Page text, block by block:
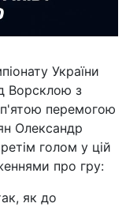
України
Ворсклою з
перемогою
Олександр
голом у цій
про гру:
як до